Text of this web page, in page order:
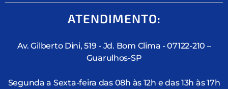
ATENDIMENTO:
Av. Gilberto Dini, 519 - Jd. Bom Clima - 07122-210 –
Guarulhos-SP
Segunda a Sexta-feira das 08h às 12h e das 13h às 17h